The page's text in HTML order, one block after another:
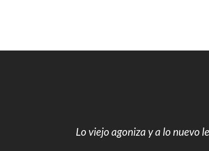
Lo viejo agoniza y a lo nuevo